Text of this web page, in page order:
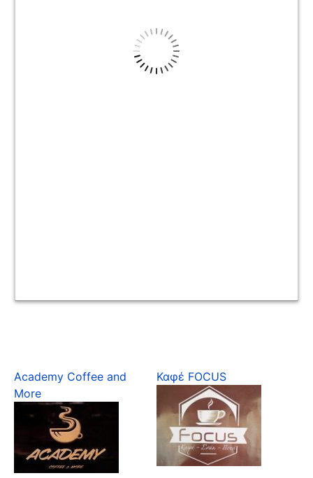
Academy Coffee and
More
Καφέ FOCUS